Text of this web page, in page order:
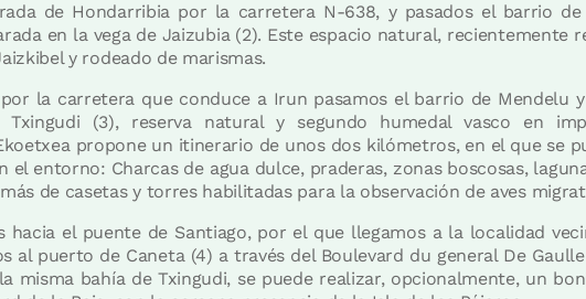
de Hondarribia por la carretera N-638, y pasados el barrio
en la vega de Jaizubia (2). Este espacio natural, recientemente
y rodeado de marismas.
la carretera que conduce a Irun pasamos el barrio de Mendelu
Txingudi (3), reserva natural y segundo humedal vasco en
propone un itinerario de unos dos kilómetros, en el que se
el entorno: Charcas de agua dulce, praderas, zonas boscosas,
de casetas y torres habilitadas para la observación de aves
hacia el puente de Santiago, por el que llegamos a la localidad
al puerto de Caneta (4) a través del Boulevard du general De
misma bahía de Txingudi, se puede realizar, opcionalmente, un